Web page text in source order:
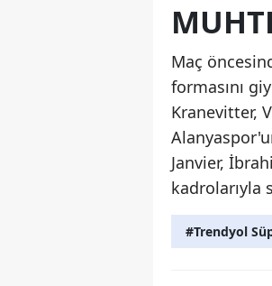
Maç
formasını
Kranevitter,
Janvier,
kadrolarıyla
#Trendyol